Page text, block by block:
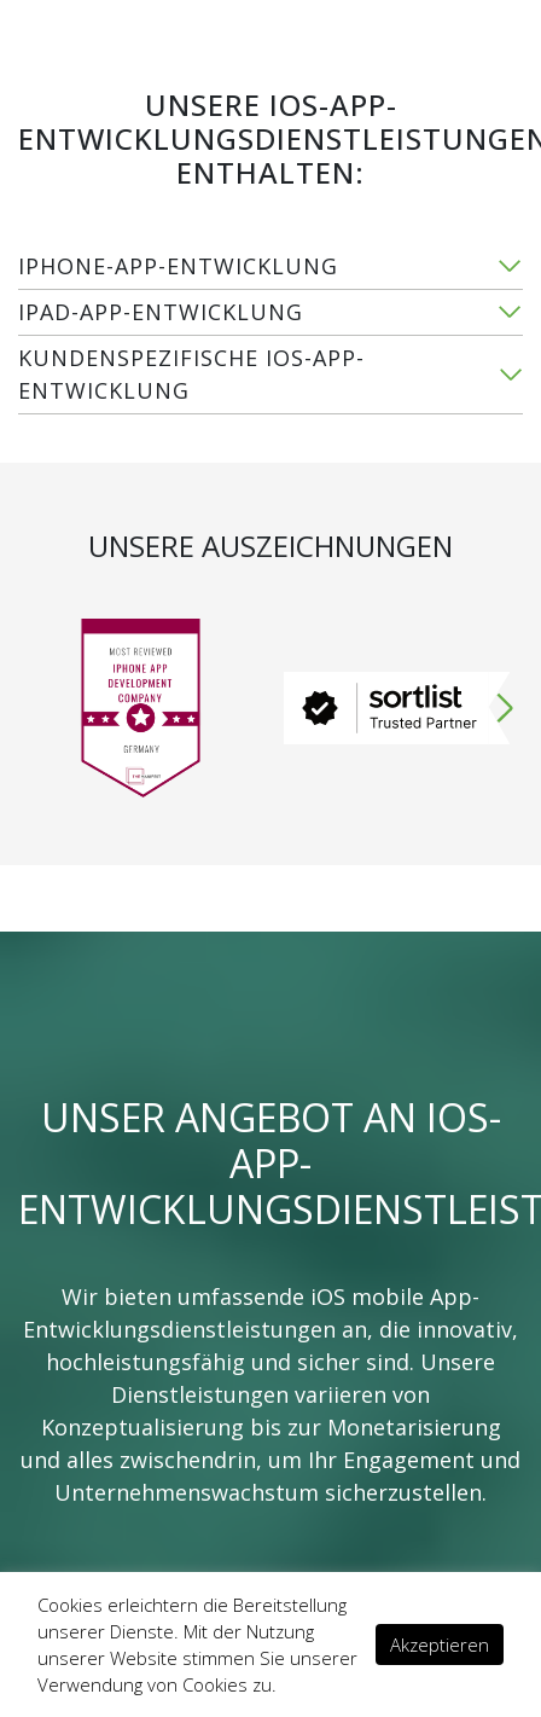
UNSERE IOS-APP-
ENTHALTEN:
IPHONE-APP-ENTWICKLUNG
IPAD-APP-ENTWICKLUNG
KUNDENSPEZIFISCHE IOS-APP-
ENTWICKLUNG
UNSERE AUSZEICHNUNGEN
UNSER ANGEBOT AN IOS-
APP-
Wir bieten umfassende iOS mobile App-
Entwicklungsdienstleistungen an, die innovativ,
hochleistungsfähig und sicher sind. Unsere
Dienstleistungen variieren von
Konzeptualisierung bis zur Monetarisierung
und alles zwischendrin, um Ihr Engagement und
Unternehmenswachstum sicherzustellen.
Cookies erleichtern die Bereitstellung
unserer Dienste. Mit der Nutzung
unserer Website stimmen Sie unserer
Verwendung von Cookies zu.
Akzeptieren